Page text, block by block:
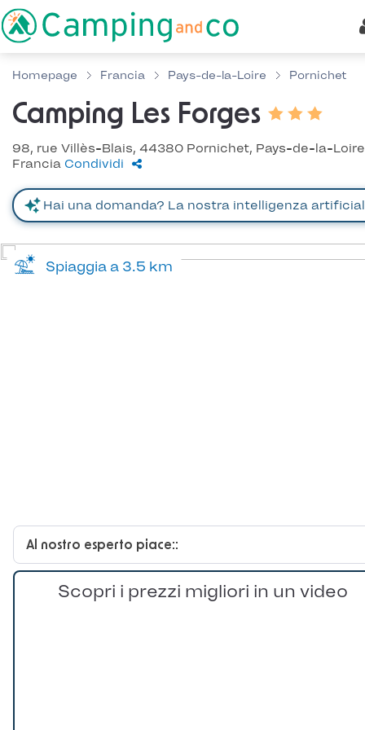
Homepage Francia Pays-de-la-Loire Pornichet
Camping Les Forges
98, rue Villès-Blais, 44380 Pornichet, Pays-de-la-
Francia Condividi
Al nostro esperto piace::
Spiaggia a 3.5 km
Scopri i prezzi migliori in un video